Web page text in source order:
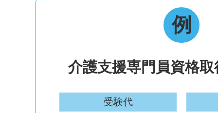
例
介護支援専門員資格取
受験代